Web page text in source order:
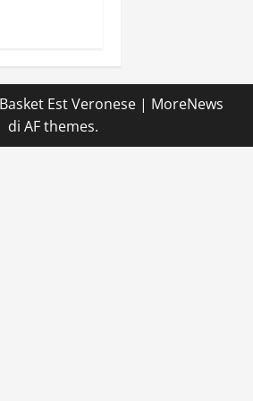
Est Veronese | MoreNews
di AF themes.